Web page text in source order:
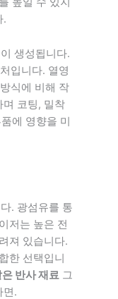
.
생성됩니다.
입니다. 열영
식에 비해 작
며 코팅, 밀착
에 영향을 미
. 광섬유를 통
저는 높은 전
져 있습니다.
한 선택입니
반사 재료 그
면.